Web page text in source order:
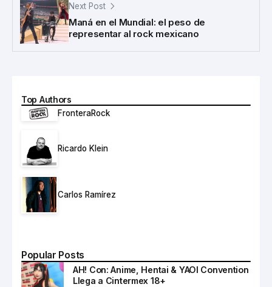
Next Post
Maná en el Mundial: el peso de
representar al rock mexicano
Top Authors
FronteraRock
Ricardo Klein
Carlos Ramírez
Popular Posts
AH! Con: Anime, Hentai & YAOI Convention
Llega a Cintermex 18+